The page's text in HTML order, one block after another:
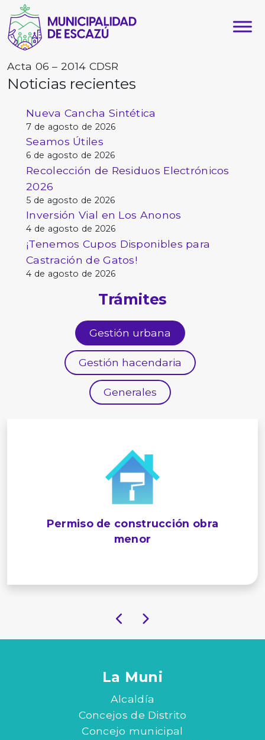
Acta 06 – 2014 CDSR
Noticias recientes
Nueva Cancha Sintética
7 de agosto de 2026
Seamos Útiles
6 de agosto de 2026
Recolección de Residuos Electrónicos
2026
5 de agosto de 2026
Inversión Vial en Los Anonos
4 de agosto de 2026
¡Tenemos Cupos Disponibles para
Castración de Gatos!
4 de agosto de 2026
Trámites
Gestión urbana
Gestión hacendaria
Generales
Permiso de construcción obra
menor
La Muni
Alcaldía
Concejos de Distrito
Concejo municipal